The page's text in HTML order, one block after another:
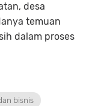
desa
temuan
dalam proses
bisnis